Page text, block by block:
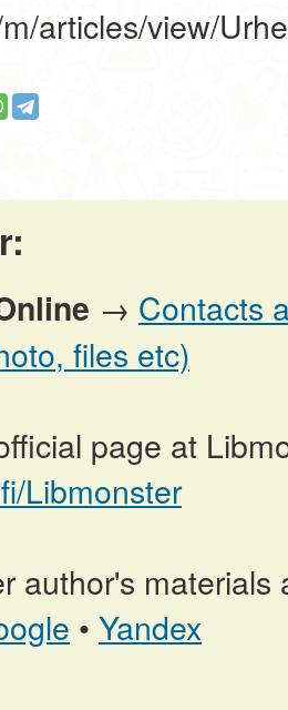
articles/view/
→ Contacts
files etc)
page at
Libmonster
author's materials
• Yandex